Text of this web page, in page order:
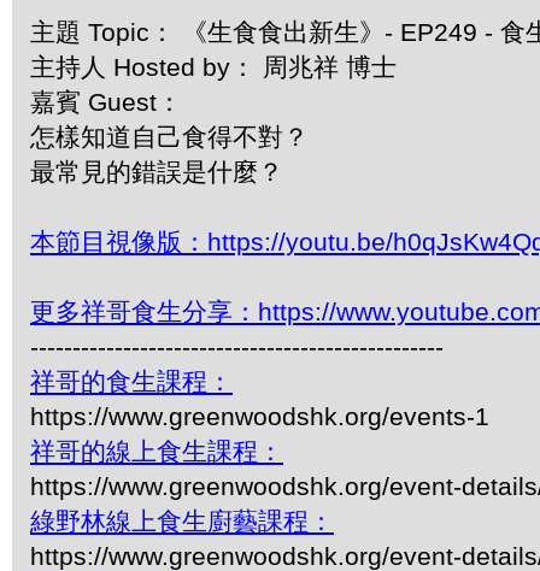
主題 Topic： 《生食食出新生》- EP249 - 食
主持人 Hosted by： 周兆祥 博士
嘉賓 Guest：
怎樣知道自己食得不對？
最常見的錯誤是什麼？
本節目視像版：https://youtu.be/
更多祥哥食生分享：https://
-------------------------------------------------
祥哥的食生課程：
https://www.greenwoodshk.org/events-1
祥哥的線上食生課程：
https://www.greenwoodshk.org/event-
綠野林線上食生廚藝課程：
https://www.greenwoodshk.org/event-